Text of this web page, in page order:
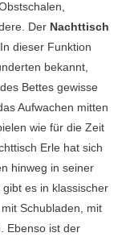
Der Nachttisch
dieser Funktion
bekannt,
Bettes gewisse
Aufwachen mitten
wie für die Zeit
Erle hat sich
hinweg in seiner
gibt es in klassischer
Schubladen, mit
Ebenso ist der